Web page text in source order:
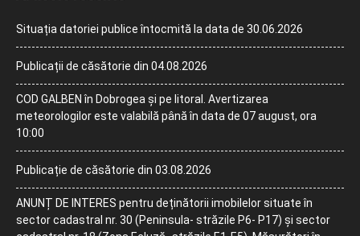
Situația datoriei publice întocmită la data de 30.06.2026
Publicații de căsătorie din 04.08.2026
COD GALBEN în Dobrogea și pe litoral. Avertizarea
meteorologilor este valabilă până în data de 07 august, ora
10:00
Publicație de căsătorie din 03.08.2026
ANUNȚ DE INTERES pentru deținătorii imobilelor situate în
sector cadastral nr. 30 (Peninsula- străzile P6- P17) și sector